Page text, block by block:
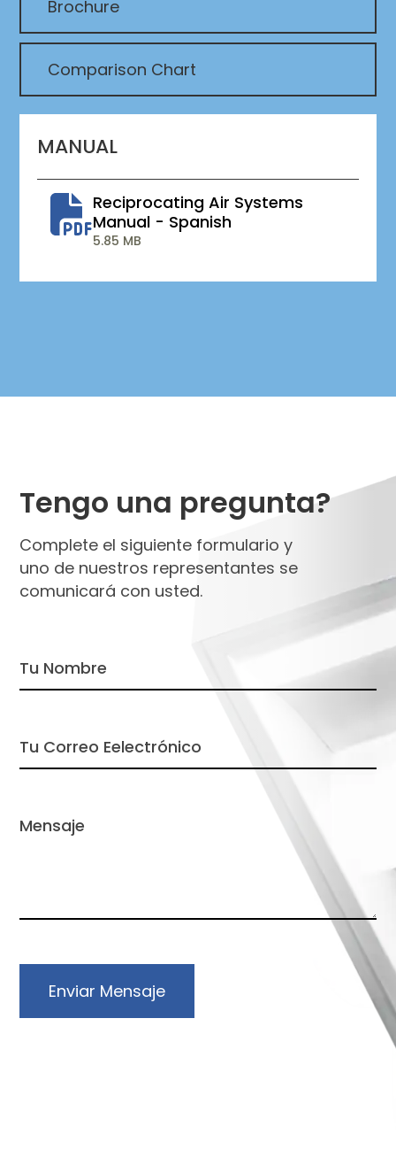
Brochure
Comparison Chart
MANUAL
Reciprocating Air Systems
Manual - Spanish
5.85 MB
Tengo una pregunta?
Complete el siguiente formulario y
uno de nuestros representantes se
comunicará con usted.
Enviar Mensaje